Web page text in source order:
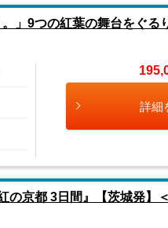
」9つの紅葉の舞台をぐる
詳細
の京都 3日間』【茨城発】